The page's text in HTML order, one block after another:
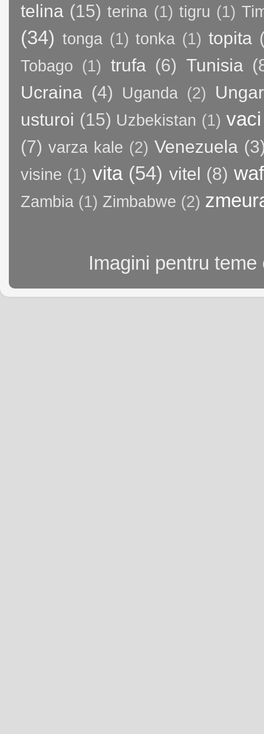
telina (15) terina (1) tigru (1)
(34) tonga (1) tonka (1) topita
Tobago (1) trufa (6) Tunisia
Ucraina (4) Uganda (2)
usturoi (15) Uzbekistan (1) vaci
(7) varza kale (2) Venezuela
visine (1) vita (54) vitel (8)
Zambia (1) Zimbabwe (2)
Imagini pentru